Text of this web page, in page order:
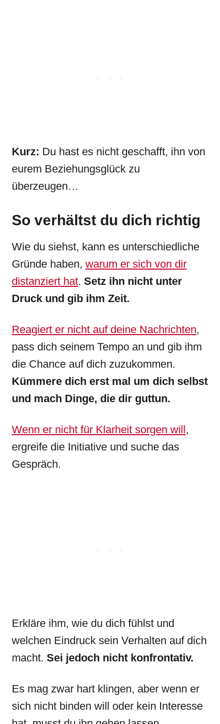
Kurz: Du hast es nicht geschafft, ihn von
eurem Beziehungsglück zu
überzeugen…
So verhältst du dich richtig
Wie du siehst, kann es unterschiedliche
Gründe haben, warum er sich von dir
distanziert hat. Setz ihn nicht unter
Druck und gib ihm Zeit.
Reagiert er nicht auf deine Nachrichten,
pass dich seinem Tempo an und gib ihm
die Chance auf dich zuzukommen.
Kümmere dich erst mal um dich selbst
und mach Dinge, die dir guttun.
Wenn er nicht für Klarheit sorgen will,
ergreife die Initiative und suche das
Gespräch.
Erkläre ihm, wie du dich fühlst und
welchen Eindruck sein Verhalten auf dich
macht. Sei jedoch nicht konfrontativ.
Es mag zwar hart klingen, aber wenn er
sich nicht binden will oder kein Interesse